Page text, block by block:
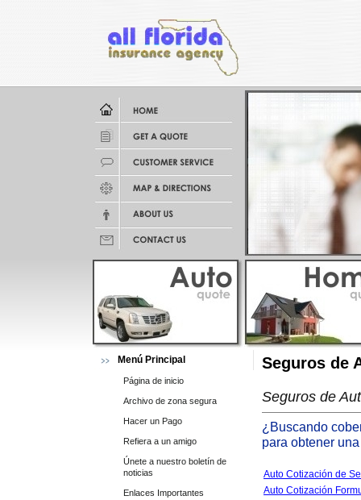
Menú Principal
Página de inicio
Archivo de zona segura
Hacer un Pago
Refiera a un amigo
Únete a nuestro boletín de
noticias
Enlaces Importantes
Seguros de
Seguros de
¿Buscando
para obtener
Auto Cotización de
Auto Cotización